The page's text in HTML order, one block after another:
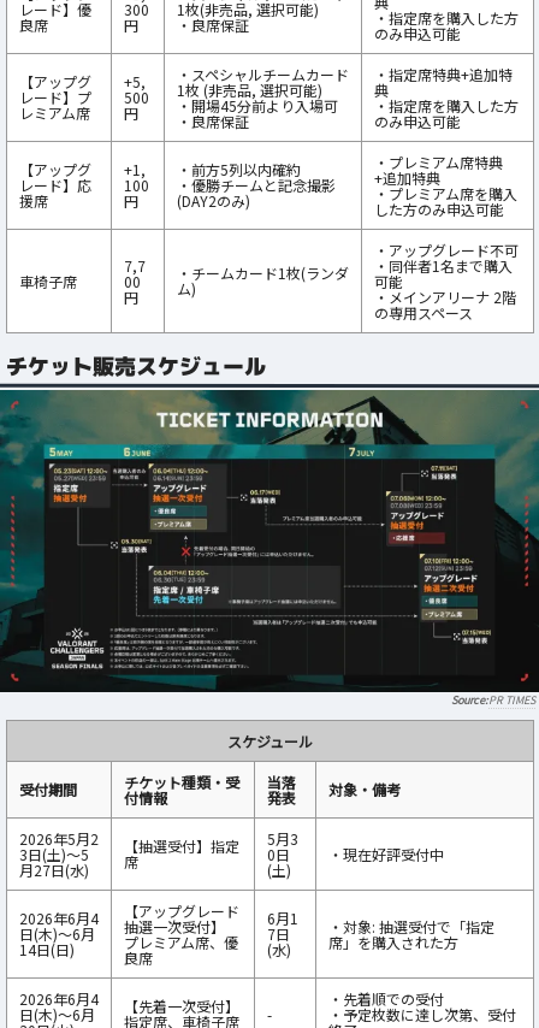
レード】優
良席
300
円
1枚(非売品, 選択可能)
・良席保証 ・指定席を購入した方
のみ申込可能
【アップグ
レード】プ
レミアム席
+5,
500
円
・スペシャルチームカード
1枚 (非売品, 選択可能)
・開場45分前より入場可
・良席保証
・指定席特典+追加特
典
・指定席を購入した方
のみ申込可能
【アップグ
レード】応
援席
+1,
100
円
・前方5列以内確約
・優勝チームと記念撮影
(DAY2のみ)
・プレミアム席特典
+追加特典
・プレミアム席を購入
した方のみ申込可能
車椅子席
7,7
00
円
・チームカード1枚(ランダ
ム)
・アップグレード不可
・同伴者1名まで購入
可能
・メインアリーナ 2階
の専用スペース
チケット販売スケジュール
PR TIMES
スケジュール
受付期間 チケット種類・受
付情報
当落
発表 対象・備考
2026年5月2
3日(土)〜5
月27日(水)
【抽選受付】指定
席
5月3
0日
(土)
・現在好評受付中
2026年6月4
日(木)〜6月
14日(日)
【アップグレード
抽選一次受付】
プレミアム席、優
良席
6月1
7日
(水)
・対象: 抽選受付で「指定
席」を購入された方
2026年6月4
日(木)〜6月 【先着一次受付】
指定席、車椅子席 -
・先着順での受付
・予定枚数に達し次第、受付